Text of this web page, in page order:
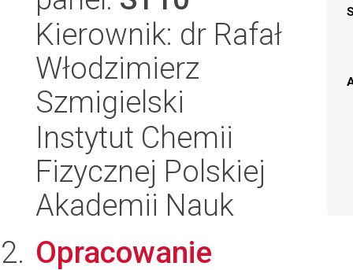
Kierownik: dr Rafał
Włodzimierz
Szmigielski
Instytut Chemii
Fizycznej Polskiej
Akademii Nauk
Opracowanie